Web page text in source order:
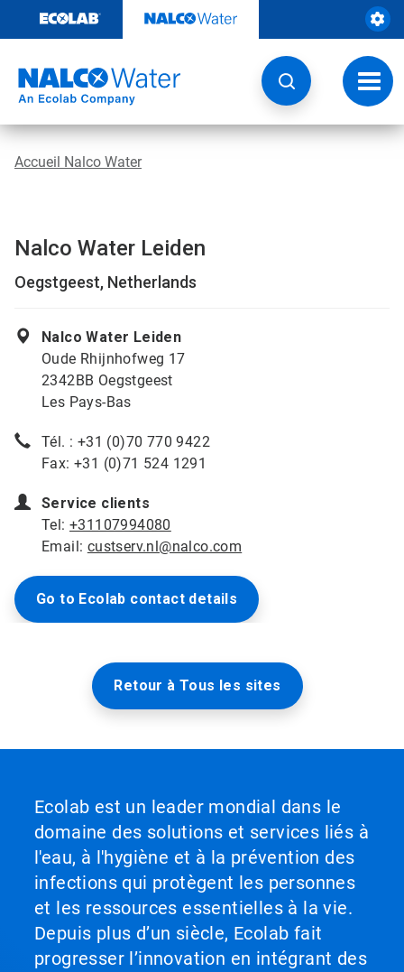
contenu
la
Accueil Nalco Water
Nalco Water Leiden
Oegstgeest, Netherlands
Nalco Water Leiden
Oude Rhijnhofweg 17
2342BB Oegstgeest
Les Pays-Bas
Tél. : +31 (0)70 770 9422
Fax: +31 (0)71 524 1291
Service clients
Tel: +31107994080
Email: custserv.nl@nalco.com
Go to Ecolab contact details
Retour à Tous les sites
Ecolab est un leader mondial dans le
domaine des solutions et services liés à
l'eau, à l'hygiène et à la prévention des
infections qui protègent les personnes
et les ressources essentielles à la vie.
Depuis plus d’un siècle, Ecolab fait
progresser l’innovation en intégrant des